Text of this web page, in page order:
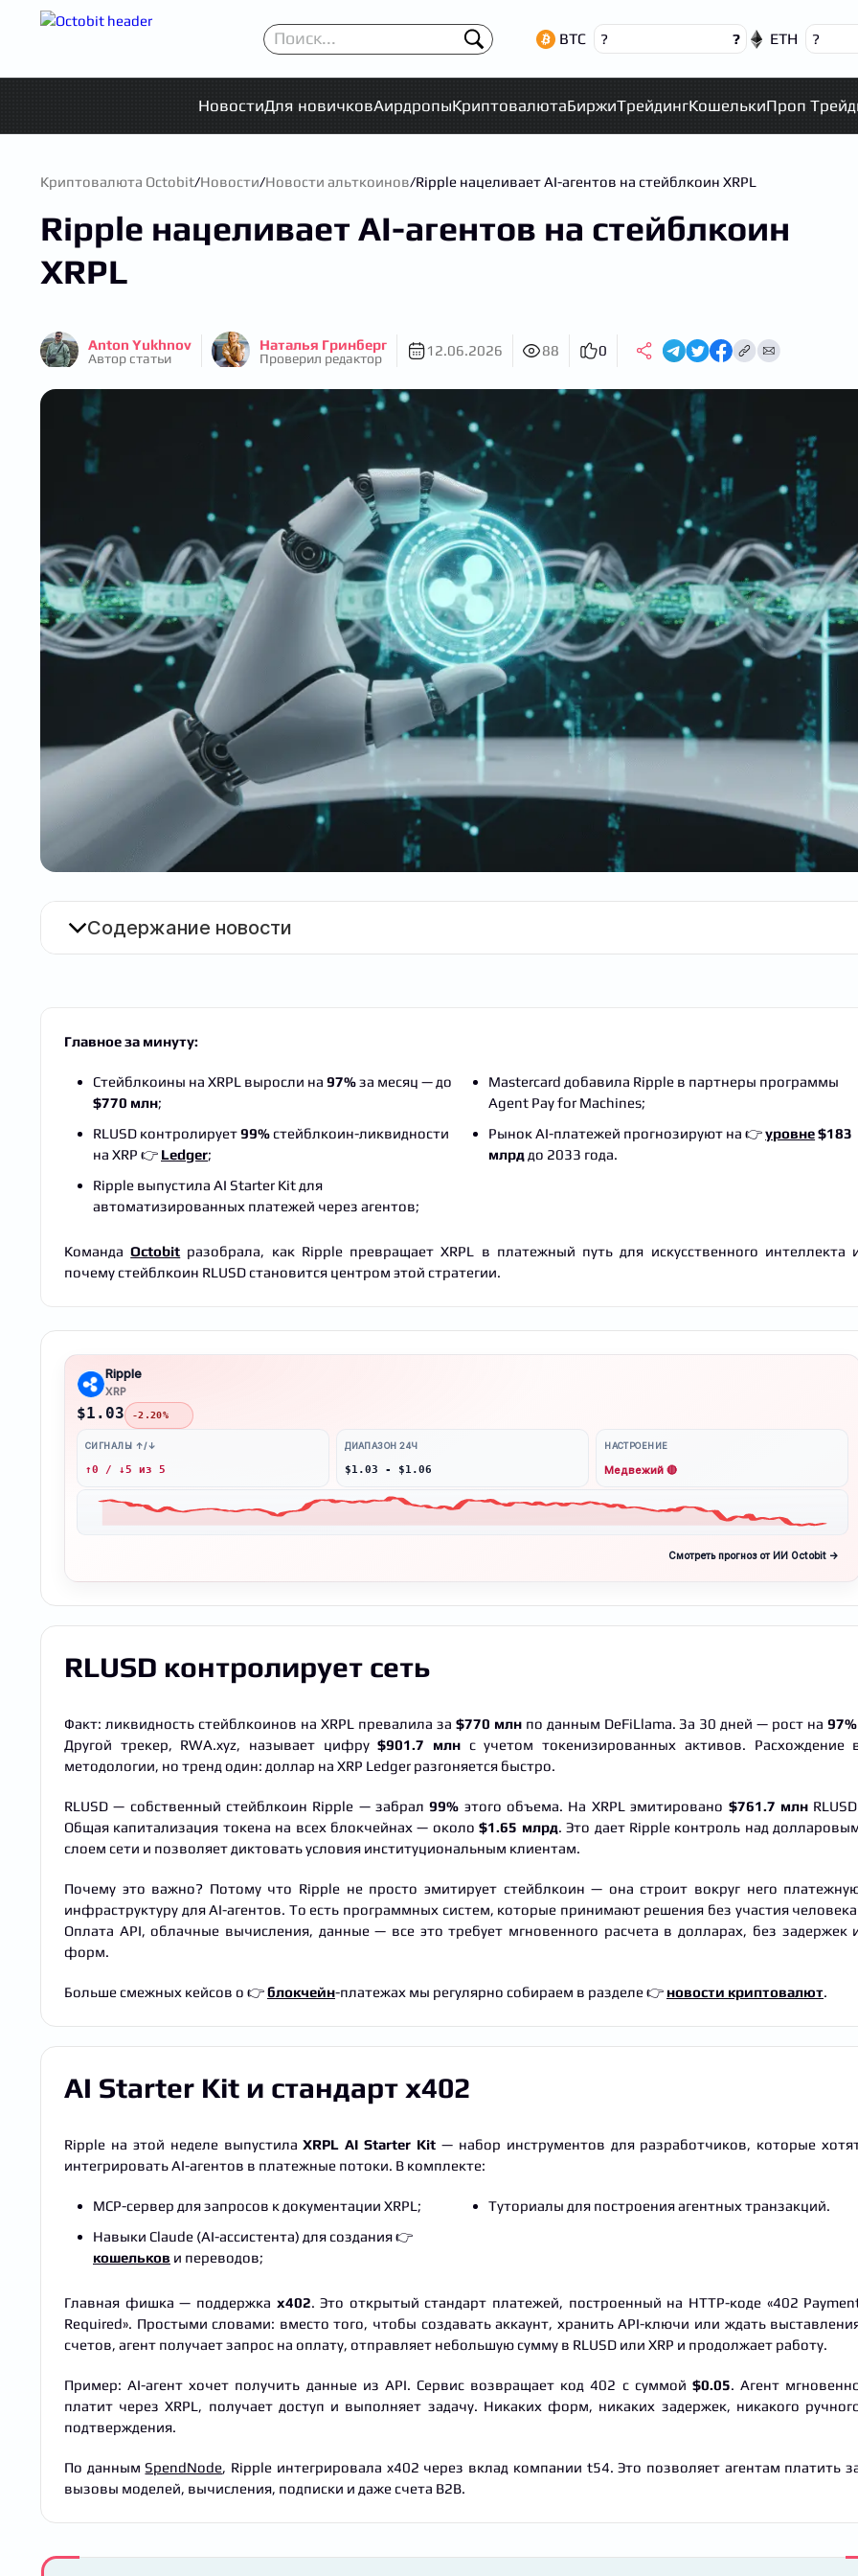
BTC ? ? ETH ?
НовостиДля новичковАирдропыКриптовалютаБиржиТрейдингКошелькиПроп
Криптовалюта Octobit/Новости/Новости альткоинов/Ripple нацеливает AI-агентов на стейблкоин XRPL
Ripple нацеливает AI-агентов на стейблкоин
XRPL
Anton Yukhnov
Автор статьи
Наталья Гринберг
Проверил редактор 12.06.2026 88 0
Содержание новости
Главное за минуту:
Стейблкоины на XRPL выросли на 97%за месяц — до
$770 млн;
RLUSD контролирует99%стейблкоин-ликвидности
на XRP 👉 Ledger;
Ripple выпустила AI Starter Kit для
автоматизированных платежей через агентов;
Mastercard добавила Ripple в партнеры программы
Agent Pay for Machines;
Рынок AI-платежей прогнозируют на 👉уровне$183
млрд до 2033 года.
КомандаOctobit разобрала, как Ripple превращает XRPL в платежный путь для искусственного интеллекта
почему стейблкоин RLUSD становится центром этой стратегии.
Ripple
XRP
$1.03 -2.20%
СИГНАЛЫ ↑/↓
↑0 / ↓5 из 5
ДИАПАЗОН 24Ч
$1.03 - $1.06
НАСТРОЕНИЕ
Медвежий 🔴
Смотреть прогноз от ИИ Octobit →
RLUSD контролирует сеть
Факт: ликвидность стейблкоинов на XRPL превалила за $770 млнпо данным DeFiLlama. За 30 дней — рост на97%
Другой трекер, RWA.xyz, называет цифру$901.7 млн с учетом токенизированных активов. Расхождение
методологии, но тренд один: доллар на XRP Ledger разгоняется быстро.
RLUSD — собственный стейблкоин Ripple — забрал99% этого объема. На XRPL эмитировано $761.7 млн
Общая капитализация токена на всех блокчейнах — около$1.65 млрд. Это дает Ripple контроль над
слоем сети и позволяет диктовать условия институциональным клиентам.
Почему это важно? Потому что Ripple не просто эмитирует стейблкоин — она строит вокруг него
инфраструктуру для AI-агентов. То есть программных систем, которые принимают решения без участия
Оплата API, облачные вычисления, данные — все это требует мгновенного расчета в долларах, без задержек
форм.
Больше смежных кейсов о 👉блокчейн-платежах мы регулярно собираем в разделе 👉 новости криптовалют.
AI Starter Kit и стандарт x402
Ripple на этой неделе выпустилаXRPL AI Starter Kit — набор инструментов для разработчиков, которые
интегрировать AI-агентов в платежные потоки. В комплекте:
MCP-сервер для запросов к документации XRPL;
Навыки Claude (AI-ассистента) для создания 👉
кошельков и переводов;
Туториалы для построения агентных транзакций.
Главная фишка — поддержка x402. Это открытый стандарт платежей, построенный на HTTP-коде «402
Required». Простыми словами: вместо того, чтобы создавать аккаунт, хранить API-ключи или ждать
счетов, агент получает запрос на оплату, отправляет небольшую сумму в RLUSD или XRP и продолжает работу.
Пример: AI-агент хочет получить данные из API. Сервис возвращает код 402 с суммой $0.05. Агент
платит через XRPL, получает доступ и выполняет задачу. Никаких форм, никаких задержек, никакого
подтверждения.
По данным SpendNode, Ripple интегрировала x402 через вклад компании t54. Это позволяет агентам платить
вызовы моделей, вычисления, подписки и даже счета B2B.